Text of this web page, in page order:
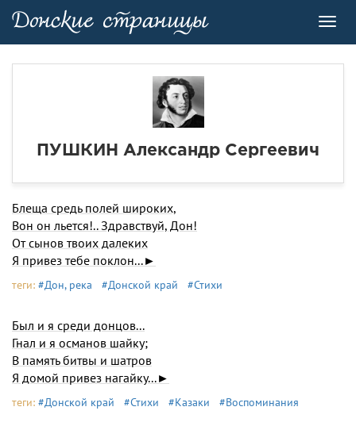
ПУШКИН Александр Сергеевич
Блеща средь полей широких,
Вон он льется!.. Здравствуй, Дон!
От сынов твоих далеких
Я привез тебе поклон...►
теги: #Дон, река #Донской край #Стихи
Был и я среди донцов...
Гнал и я османов шайку;
В память битвы и шатров
Я домой привез нагайку...►
теги: #Донской край #Стихи #Казаки #Воспоминания